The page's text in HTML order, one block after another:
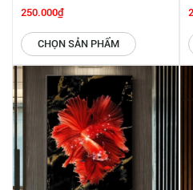
Khai Phú Quý SGP 442234
250.000₫
CHỌN SẢN PHẨM